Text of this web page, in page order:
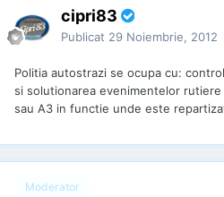
cipri83
Publicat 29 Noiembrie, 2012
Politia autostrazi se ocupa cu:
si solutionarea evenimentelor
sau A3 in functie unde este
Moderator